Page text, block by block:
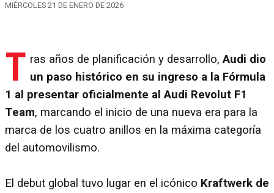
MIÉRCOLES 21 DE ENERO DE 2026
T ras años de planificación y desarrollo, Audi dio
un paso histórico en su ingreso a la Fórmula
1 al presentar oficialmente al Audi Revolut F1
Team, marcando el inicio de una nueva era para la
marca de los cuatro anillos en la máxima categoría
del automovilismo.
El debut global tuvo lugar en el icónico Kraftwerk de